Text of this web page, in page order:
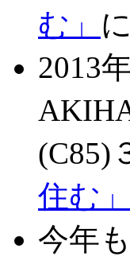
む」
2013
(C85)
住む」
今年